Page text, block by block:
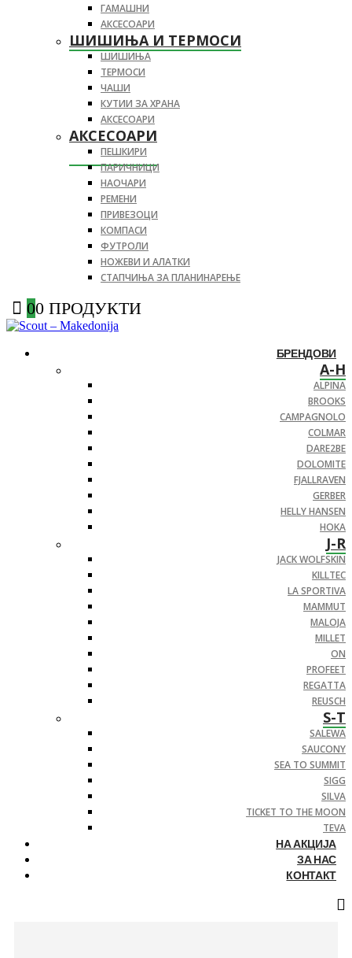
ГАМАШНИ
АКСЕСОАРИ
ШИШИЊА И ТЕРМОСИ
ШИШИЊА
ТЕРМОСИ
ЧАШИ
КУТИИ ЗА ХРАНА
АКСЕСОАРИ
АКСЕСОАРИ
ПЕШКИРИ
ПАРИЧНИЦИ
НАОЧАРИ
РЕМЕНИ
ПРИВЕЗОЦИ
КОМПАСИ
ФУТРОЛИ
НОЖЕВИ И АЛАТКИ
СТАПЧИЊА ЗА ПЛАНИНАРЕЊЕ
00 ПРОДУКТИ
БРЕНДОВИ
A-H
ALPINA
BROOKS
CAMPAGNOLO
COLMAR
DARE2BE
DOLOMITE
FJALLRAVEN
GERBER
HELLY HANSEN
HOKA
J-R
JACK WOLFSKIN
KILLTEC
LA SPORTIVA
MAMMUT
MALOJA
MILLET
ON
PROFEET
REGATTA
REUSCH
S-T
SALEWA
SAUCONY
SEA TO SUMMIT
SIGG
SILVA
TICKET TO THE MOON
TEVA
НА АКЦИЈА
ЗА НАС
КОНТАКТ